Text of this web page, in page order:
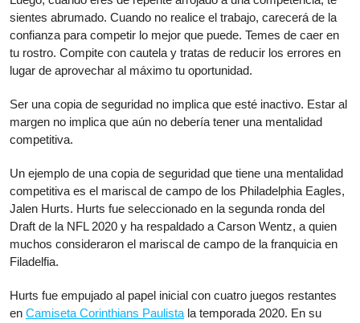
sientes abrumado. Cuando no realice el trabajo, carecerá de la
confianza para competir lo mejor que puede. Temes de caer en
tu rostro. Compite con cautela y tratas de reducir los errores en
lugar de aprovechar al máximo tu oportunidad.
Ser una copia de seguridad no implica que esté inactivo. Estar al
margen no implica que aún no debería tener una mentalidad
competitiva.
Un ejemplo de una copia de seguridad que tiene una mentalidad
competitiva es el mariscal de campo de los Philadelphia Eagles,
Jalen Hurts. Hurts fue seleccionado en la segunda ronda del
Draft de la NFL 2020 y ha respaldado a Carson Wentz, a quien
muchos consideraron el mariscal de campo de la franquicia en
Filadelfia.
Hurts fue empujado al papel inicial con cuatro juegos restantes
en Camiseta Corinthians Paulista la temporada 2020. En su